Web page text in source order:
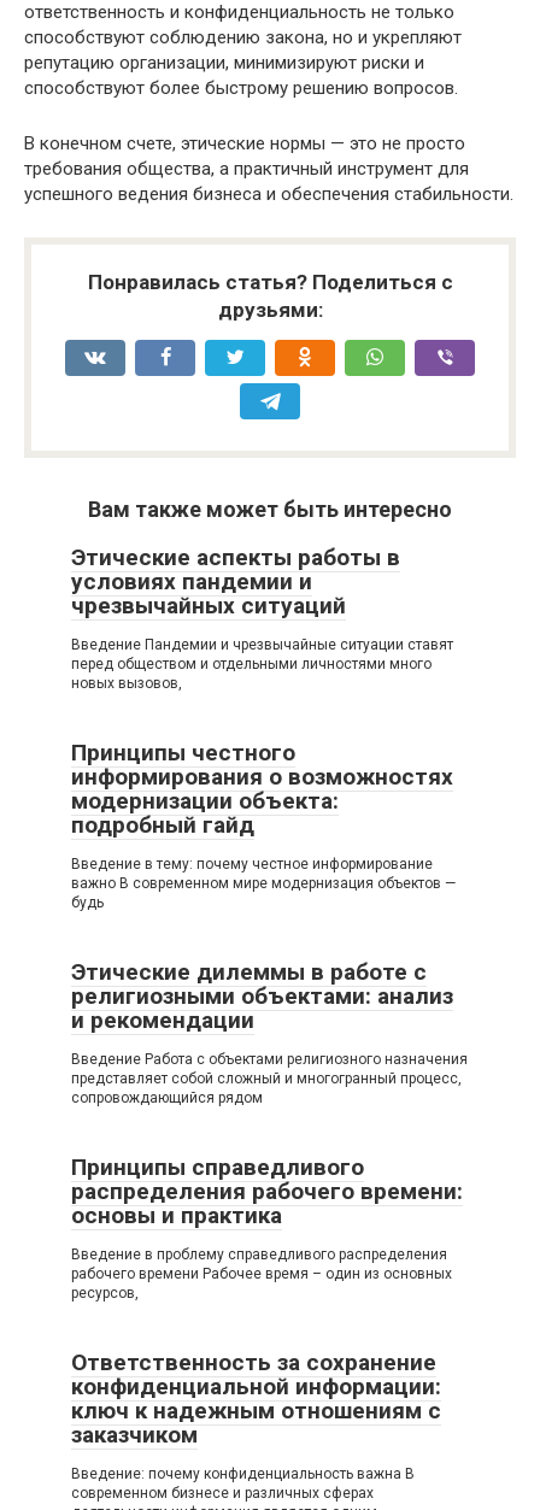
ответственность и конфиденциальность не только
способствуют соблюдению закона, но и укрепляют
репутацию организации, минимизируют риски и
способствуют более быстрому решению вопросов.
В конечном счете, этические нормы — это не просто
требования общества, а практичный инструмент для
успешного ведения бизнеса и обеспечения стабильности.
Понравилась статья? Поделиться с
друзьями:
Вам также может быть интересно
Этические аспекты работы в
условиях пандемии и
чрезвычайных ситуаций
Введение Пандемии и чрезвычайные ситуации ставят
перед обществом и отдельными личностями много
новых вызовов,
Принципы честного
информирования о возможностях
модернизации объекта:
подробный гайд
Введение в тему: почему честное информирование
важно В современном мире модернизация объектов —
будь
Этические дилеммы в работе с
религиозными объектами: анализ
и рекомендации
Введение Работа с объектами религиозного назначения
представляет собой сложный и многогранный процесс,
сопровождающийся рядом
Принципы справедливого
распределения рабочего времени:
основы и практика
Введение в проблему справедливого распределения
рабочего времени Рабочее время – один из основных
ресурсов,
Ответственность за сохранение
конфиденциальной информации:
ключ к надежным отношениям с
заказчиком
Введение: почему конфиденциальность важна В
современном бизнесе и различных сферах